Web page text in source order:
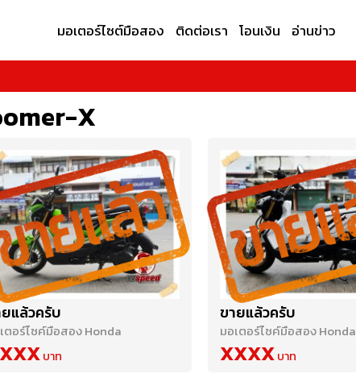
มอเตอร์ไซต์มือสอง ติดต่อเรา โอนเงิน อ่านข่าว
X
แล้วครับ
ตอร์ไซค์มือสอง Honda
ขายแล้วครับ
มอเตอร์ไซค์มือสอง Honda
XXXX